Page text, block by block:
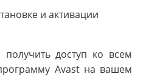
и активации
доступ ко всем
Avast на вашем